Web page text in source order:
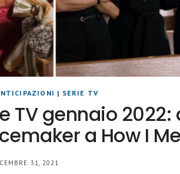
| SERIE TV
TV gennaio 2022:
a How I
31, 2021